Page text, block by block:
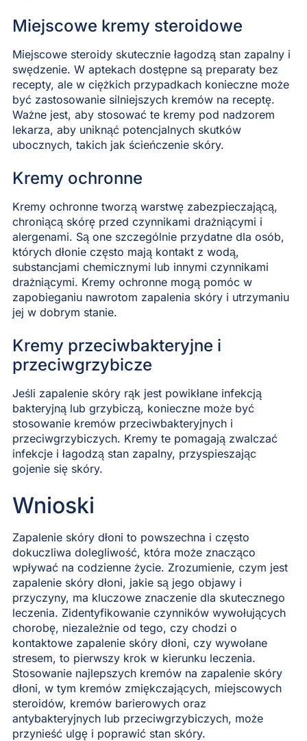
Miejscowe kremy steroidowe
Miejscowe steroidy skutecznie łagodzą stan zapalny i
swędzenie. W aptekach dostępne są preparaty bez
recepty, ale w ciężkich przypadkach konieczne może
być zastosowanie silniejszych kremów na receptę.
Ważne jest, aby stosować te kremy pod nadzorem
lekarza, aby uniknąć potencjalnych skutków
ubocznych, takich jak ścieńczenie skóry.
Kremy ochronne
Kremy ochronne tworzą warstwę zabezpieczającą,
chroniącą skórę przed czynnikami drażniącymi i
alergenami. Są one szczególnie przydatne dla osób,
których dłonie często mają kontakt z wodą,
substancjami chemicznymi lub innymi czynnikami
drażniącymi. Kremy ochronne mogą pomóc w
zapobieganiu nawrotom zapalenia skóry i utrzymaniu
jej w dobrym stanie.
Kremy przeciwbakteryjne i
przeciwgrzybicze
Jeśli zapalenie skóry rąk jest powikłane infekcją
bakteryjną lub grzybiczą, konieczne może być
stosowanie kremów przeciwbakteryjnych i
przeciwgrzybiczych. Kremy te pomagają zwalczać
infekcje i łagodzą stan zapalny, przyspieszając
gojenie się skóry.
Wnioski
Zapalenie skóry dłoni to powszechna i często
dokuczliwa dolegliwość, która może znacząco
wpływać na codzienne życie. Zrozumienie, czym jest
zapalenie skóry dłoni, jakie są jego objawy i
przyczyny, ma kluczowe znaczenie dla skutecznego
leczenia. Zidentyfikowanie czynników wywołujących
chorobę, niezależnie od tego, czy chodzi o
kontaktowe zapalenie skóry dłoni, czy wywołane
stresem, to pierwszy krok w kierunku leczenia.
Stosowanie najlepszych kremów na zapalenie skóry
dłoni, w tym kremów zmiękczających, miejscowych
steroidów, kremów barierowych oraz
antybakteryjnych lub przeciwgrzybiczych, może
przynieść ulgę i poprawić stan skóry.